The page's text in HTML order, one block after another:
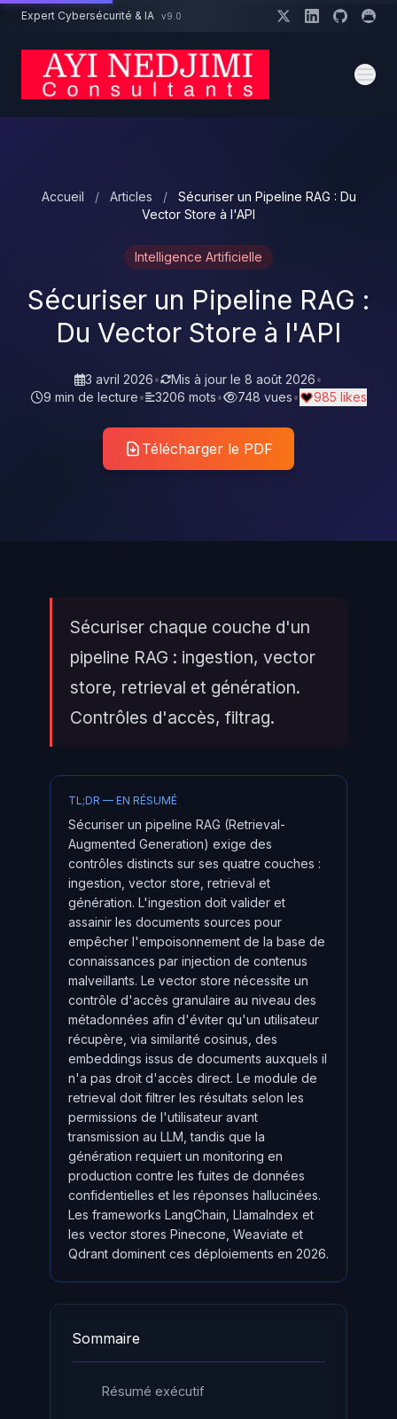
Aller au contenu principal
Expert Cybersécurité & IA v9.0
Accueil / Articles /
Sécuriser un Pipeline RAG : Du
Vector Store à l'API
Intelligence Artificielle
Sécuriser un Pipeline RAG :
Du Vector Store à l'API
3 avril 2026• Mis à jour le 8 août 2026•
9 min de lecture• 3206 mots• 748 vues• 985 likes
Télécharger le PDF
Sécuriser chaque couche d'un
pipeline RAG : ingestion, vector
store, retrieval et génération.
Contrôles d'accès, filtrag.
TL;DR — EN RÉSUMÉ
Sécuriser un pipeline RAG (Retrieval-
Augmented Generation) exige des
contrôles distincts sur ses quatre couches :
ingestion, vector store, retrieval et
génération. L'ingestion doit valider et
assainir les documents sources pour
empêcher l'empoisonnement de la base de
connaissances par injection de contenus
malveillants. Le vector store nécessite un
contrôle d'accès granulaire au niveau des
métadonnées afin d'éviter qu'un utilisateur
récupère, via similarité cosinus, des
embeddings issus de documents auxquels il
n'a pas droit d'accès direct. Le module de
retrieval doit filtrer les résultats selon les
permissions de l'utilisateur avant
transmission au LLM, tandis que la
génération requiert un monitoring en
production contre les fuites de données
confidentielles et les réponses hallucinées.
Les frameworks LangChain, LlamaIndex et
les vector stores Pinecone, Weaviate et
Qdrant dominent ces déploiements en 2026.
Sommaire
Résumé exécutif
Un projet cybersécurité ?